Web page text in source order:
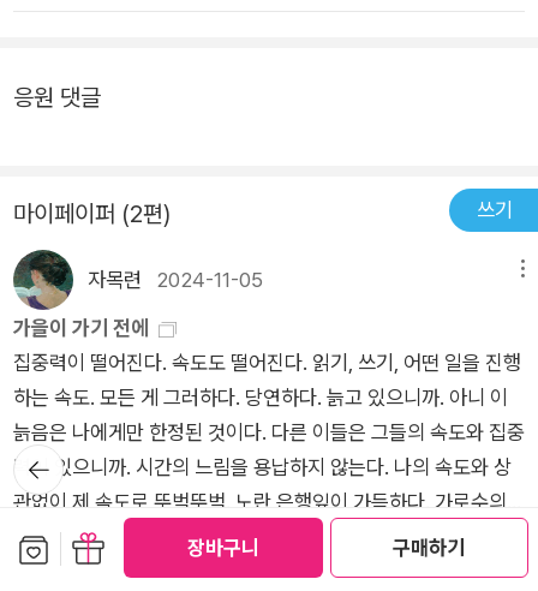
장바구니 구매하기
몸에 폭탄을 두르고 이스라엘 군인 속으로 뛰어들기도 했다. 테러
그렇게 생각했을 것이다.(176-177)'#조해진 #빛과멜로디 #문학
까지 집요하게. - 159- 외로웠지만, 아직은 견딜 만했다.다만 알
있는 말을 걸었는지, 전쟁이 끊이지 않는 나라에서 태어났다는 것
기의 절박함을 기억하게 해주었는지......알 수 없어서 그는 새벽
까지 뒤척였다. - 178- 지유는 곤히 잠들어 있었지만 민영이 상체
를 숙여 그 손바닥에 손가락 하나를 가만히 올려놓자 힘주어 잡아
주었다. 민영은 순간 삶이라는 높은 대지에 손가락 하나를 걸치고
는 힘껏 매달려 있는 자신의 모습이 그려졌다. 지유가 민영을 붙
들었다. 삶이 바로 이곳에 있다는 말을 대신하며, 우리가 함께 살
아 있다는 것이 가장 중요하다는 말을 하고 싶다는 듯......그래, 알
아.숭준이 지유가 깨지 않도록 그 머리를 조심조심 쓰다듬는 걸
바라보며 민영은 속삭였다.이제야......조금은 그걸 알 것 같아. - 2
14- 건물 주변을 서성이다가 미용실 출입문에 기대어진 거울을
발견한 그녀는 그쪽으로 걸어갔다. 거울 앞에서 카메라의 전원을
켠 뒤 조리개와 감도를 조절하고 앵글을 맞췄다.셔터를 눌렀다.찰
속 전해지는 방법은 기억하고 또 기억해야 한다는 것을 말이다.
내미는 ‘호의’는 약한 빛이지만 퍼져 나갔다. 누군지 모를 이에게
도 그 빛은 공평하게 퍼져나가고 그 빛과 함께 멜로디는 계속 흐
른다. 그런 기적이 일어나길 아니 어쩌면 우리가 모르는 사이 세
계 곳곳에서 일어나고 있다고 나는 믿는다. 죽음만을 생각하거
나 죽어가는 사람들을 사진에 담아 뭐든 쉽게 잊는 무정하도록 나
태한 세상에 타전하고 싶다는 마음, 그들을 살릴 수 있도록, 바로
나를 살게 한 카메라로……(p.86) “사람을 살리는 사진을 찍고
싶으니까요. 죽음만을 생각하거나 죽어가는 사람들을 잊히지 않
게 하는 사진을 찍는 거, 그게 내가 사는 이유예요.”(p.128) 전원
스위치라도 켜진 듯 갑자기 빛을 발하는 별이 있는가 하면 수명을
다해가는 전구인 양 깜빡이는 별도 있었으며, 빠른 속도로 움직이
주었는데 그것이 권은의 삶을 바꾸었다. 전쟁지역을 누비며 사진
주며, 관심을 끌게 한다. 어릴적 도움받았던 자신처럼, 현장에서
사실을 상기시킨다. 한 사람의 온기가 점점 퍼져나가 더 큰 사랑
으로 발전하는 이야기. 이 소설은 그런 따뜻함이 있다.지금도 러
시아,우크라이나,이스라엘등 전쟁이 계속 되는데, 헛된 욕망으로
피해보는 국민들이 참 많다는 것이 슬프다. 죽고 다치는 국민들을
위해서라도 하루 빨리 종전이 되길 바래본다.
응원 댓글
마이페이퍼 (2편) 쓰기
자목련 2024-11-05
가을이 가기 전에
집중력이 떨어진다. 속도도 떨어진다. 읽기, 쓰기, 어떤 일을 진행
하는 속도. 모든 게 그러하다. 당연하다. 늙고 있으니까. 아니 이
늙음은 나에게만 한정된 것이다. 다른 이들은 그들의 속도와 집중
력이 있으니까. 시간의 느림을 용납하지 않는다. 나의 속도와 상
관없이 제 속도로 뚜벅뚜벅. 노란 은행잎이 가득하다. 가로수의
잎들이 누렇게 빨갛게 변한다. 곧 가을이 사라질 징조다. 입동이
지나면 바로 겨울이 올 것 같기도 하고. 옆집은 김장을 하려는지
더보기
뒤로가
기